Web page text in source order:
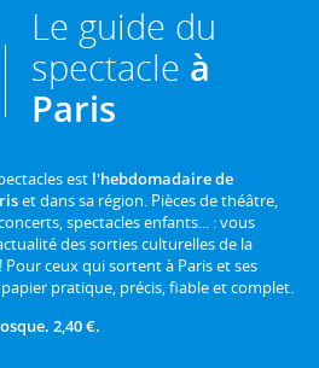
Le guide du
spectacle à
Paris
est l'hebdomadaire de
et dans sa région. Pièces de théâtre,
spectacles enfants... : vous
des sorties culturelles de la
ceux qui sortent à Paris et ses
pratique, précis, fiable et complet.
2,40 €.